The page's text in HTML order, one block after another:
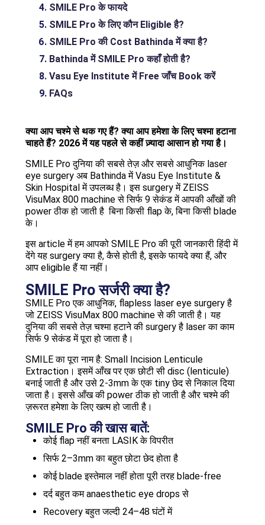
SMILE Pro के फायदे
SMILE Pro के लिए कौन Eligible है?
SMILE Pro की Cost Bathinda में क्या है?
Bathinda में SMILE Pro कहाँ होती है?
Vasu Eye Institute में Free जाँच Book करें
FAQs
क्या आप चश्मे से थक गए हैं? क्या आप हमेशा के लिए चश्मा हटाना
चाहते हैं? 2026 में यह पहले से कहीं ज़्यादा आसान हो गया है।
SMILE Pro दुनिया की सबसे तेज़ और सबसे आधुनिक laser
eye surgery अब Bathinda में Vasu Eye Institute &
Skin Hospital में उपलब्ध है। इस surgery में ZEISS
VisuMax 800 machine से सिर्फ 9 सेकंड में आपकी आँखों की
power ठीक हो जाती है बिना किसी flap के, बिना किसी blade
के।
इस article में हम आपको SMILE Pro की पूरी जानकारी हिंदी में
देंगे यह surgery क्या है, कैसे होती है, इसके फायदे क्या हैं, और
आप eligible हैं या नहीं।
SMILE Pro सर्जरी क्या है?
SMILE Pro एक आधुनिक, flapless laser eye surgery है
जो ZEISS VisuMax 800 machine से की जाती है। यह
दुनिया की सबसे तेज़ चश्मा हटाने की surgery है laser का काम
सिर्फ 9 सेकंड में पूरा हो जाता है।
SMILE का पूरा नाम है: Small Incision Lenticule
Extraction। इसमें आँख पर एक छोटी सी disc (lenticule)
बनाई जाती है और उसे 2-3mm के एक tiny छेद से निकाल दिया
जाता है। इससे आँख की power ठीक हो जाती है और चश्मे की
ज़रूरत हमेशा के लिए खत्म हो जाती है।
SMILE Pro की खास बातें:
कोई flap नहीं बनता LASIK के विपरीत
सिर्फ 2–3mm का बहुत छोटा छेद होता है
कोई blade इस्तेमाल नहीं होता पूरी तरह blade-free
दर्द बहुत कम anaesthetic eye drops से
Recovery बहुत जल्दी 24–48 घंटों में